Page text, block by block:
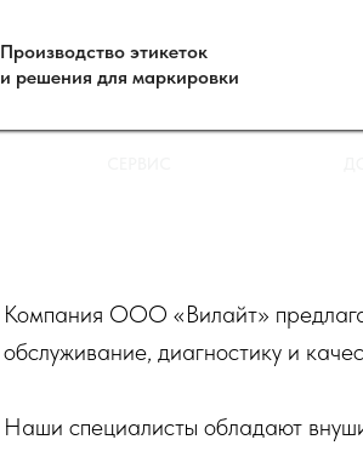
Производство этикеток
и решения для маркировки
Компания ООО «Вилайт»
обслуживание, диагностику и
Наши специалисты обладают